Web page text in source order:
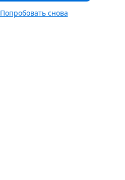
Попробовать снова